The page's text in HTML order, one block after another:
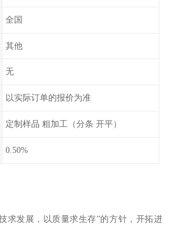
全国
其他
无
以实际订单的报价为准
定制样品 粗加工（分条 开平）
0.50%
求发展，以质量求生存”的方针，开拓进